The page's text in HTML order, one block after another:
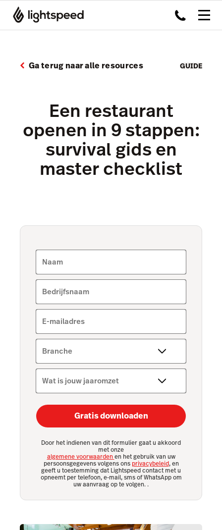
Ga terug naar alle resources GUIDE
Een restaurant
openen in 9 stappen:
survival gids en
master checklist
Naam
Bedrijfsnaam
E-mailadres
Branche
Wat is jouw jaaromzet
Gratis downloaden
Door het indienen van dit formulier gaat u akkoord
met onze
algemene voorwaardenen het gebruik van uw
persoonsgegevens volgens ons privacybeleid, en
geeft u toestemming dat Lightspeed contact met u
opneemt per telefoon, e-mail, sms of WhatsApp om
uw aanvraag op te volgen. .